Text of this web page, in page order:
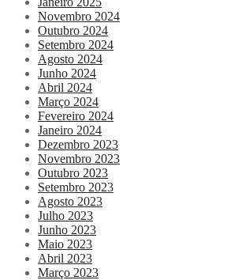
Novembro 2024
Outubro 2024
Setembro 2024
Agosto 2024
Junho 2024
Abril 2024
Março 2024
Fevereiro 2024
Janeiro 2024
Dezembro 2023
Novembro 2023
Outubro 2023
Setembro 2023
Agosto 2023
Julho 2023
Junho 2023
Maio 2023
Abril 2023
Março 2023